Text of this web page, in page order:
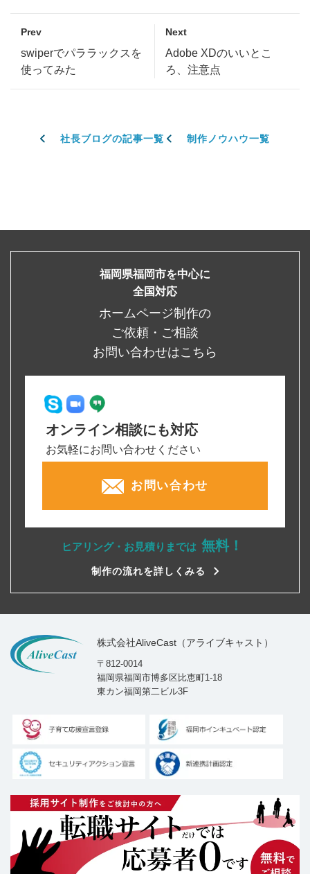
Prev
swiperでパララックスを
使ってみた
Next
Adobe XDのいいとこ
ろ、注意点
社長ブログの記事一覧 制作ノウハウ一覧
福岡県福岡市を中心に
全国対応
ホームページ制作の
ご依頼・ご相談
お問い合わせはこちら
オンライン相談にも対応
お気軽にお問い合わせください
お問い合わせ
ヒアリング・お見積りまでは 無料！
制作の流れを詳しくみる
株式会社AliveCast（アライブキャスト）
〒812-0014
福岡県福岡市博多区比恵町1-18
東カン福岡第二ビル3F